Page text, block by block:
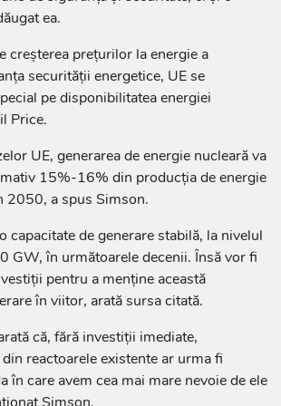
ea.
creșterea prețurilor la energie a
securității energetice, UE se
pe disponibilitatea energiei
Price.
UE, generarea de energie nucleară va
15%-16% din producția de energie
2050, a spus Simson.
capacitate de generare stabilă, la nivelul
GW, în următoarele decenii. Însă vor fi
pentru a menține această
în viitor, arată sursa citată.
că, fără investiții imediate,
reactoarele existente ar urma fi
în care avem cea mai mare nevoie de ele